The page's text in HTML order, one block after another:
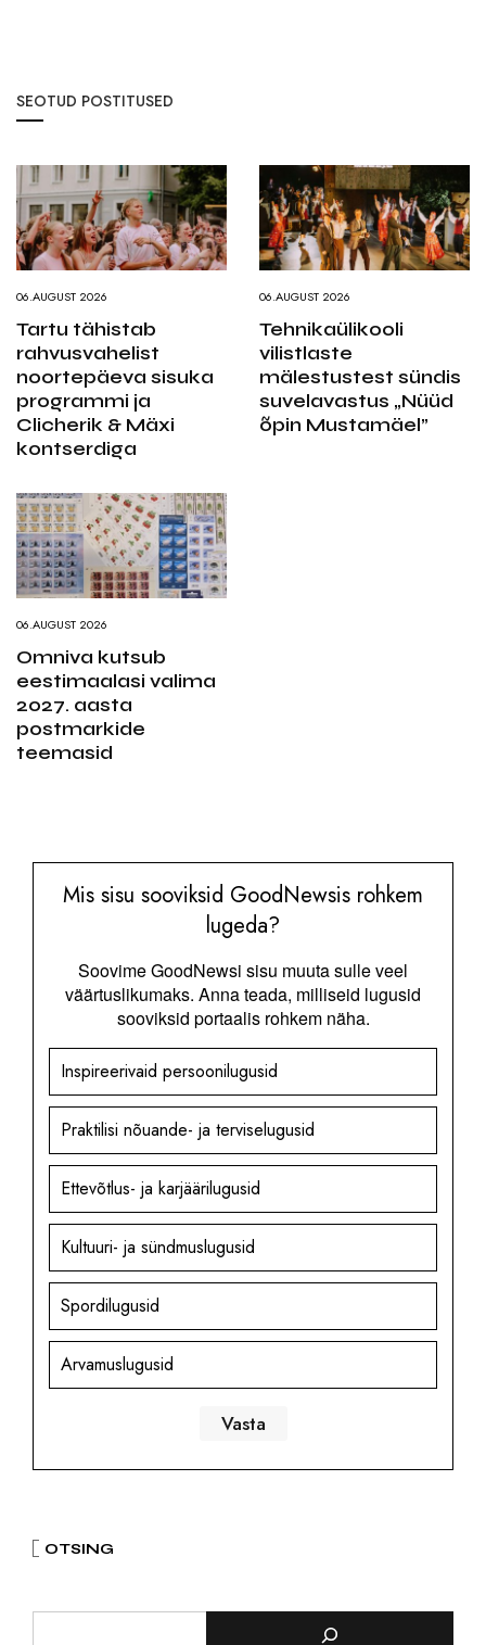
SEOTUD POSTITUSED
06.AUGUST 2026
Tartu tähistab
rahvusvahelist
noortepäeva sisuka
programmi ja
Clicherik & Mäxi
kontserdiga
06.AUGUST 2026
Tehnikaülikooli
vilistlaste
mälestustest sündis
suvelavastus „Nüüd
õpin Mustamäel”
06.AUGUST 2026
Omniva kutsub
eestimaalasi valima
2027. aasta
postmarkide
teemasid
Mis sisu sooviksid GoodNewsis rohkem
lugeda?
Soovime GoodNewsi sisu muuta sulle veel
väärtuslikumaks. Anna teada, milliseid lugusid
sooviksid portaalis rohkem näha.
Inspireerivaid persoonilugusid
Praktilisi nõuande- ja terviselugusid
Ettevõtlus- ja karjäärilugusid
Kultuuri- ja sündmuslugusid
Spordilugusid
Arvamuslugusid
OTSING